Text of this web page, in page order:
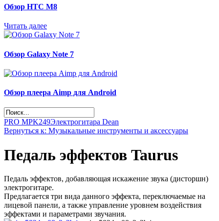
Обзор НТС М8
Читать далее
Обзор Galaxy Note 7
Обзор плеера Aimp для Android
PRO MPK249Электрогитара Dean
Вернуться к: Музыкальные инструменты и аксессуары
Педаль эффектов Taurus
Педаль эффектов, добавляющая искажение звука (дисторшн)
электрогитаре.
Предлагается три вида данного эффекта, переключаемые на
лицевой панели, а также управление уровнем воздействия
эффектами и параметрами звучания.